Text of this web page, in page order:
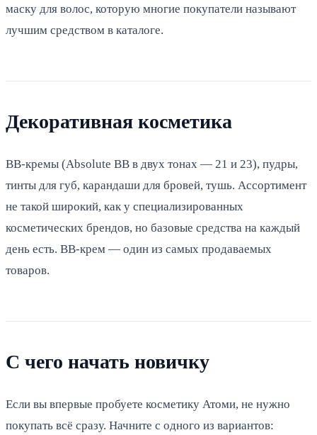
маску для волос, которую многие покупатели называют
лучшим средством в каталоге.
Декоративная косметика
BB-кремы (Absolute BB в двух тонах — 21 и 23), пудры,
тинты для губ, карандаши для бровей, тушь. Ассортимент
не такой широкий, как у специализированных
косметических брендов, но базовые средства на каждый
день есть. BB-крем — один из самых продаваемых
товаров.
С чего начать новичку
Если вы впервые пробуете косметику Атоми, не нужно
покупать всё сразу. Начните с одного из вариантов: